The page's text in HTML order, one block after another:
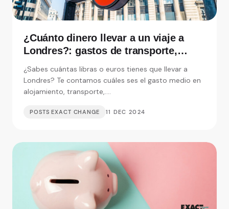
¿Cuánto dinero llevar a un viaje a
Londres?: gastos de transporte,
¿Sabes cuántas libras o euros tienes que llevar a
Londres? Te contamos cuáles ses el gasto medio en
alojamiento, transporte,....
POSTS EXACT CHANGE 11 DEC 2024